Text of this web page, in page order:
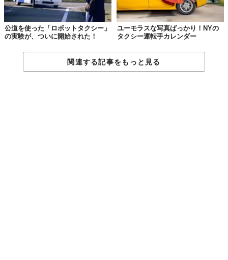
公道を使った「ロボットタクシー」
の実験が、ついに開始された！
ユーモラスな写真ばっかり！NYの
タクシー運転手カレンダー
関連する記事をもっと見る